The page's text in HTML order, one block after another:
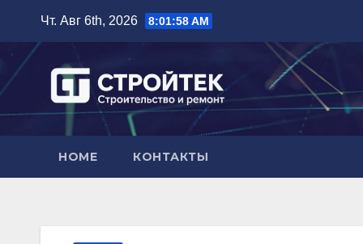
содержимому
Чт. Авг 6th, 2026 8:01:59 AM
HOME КОНТАКТЫ